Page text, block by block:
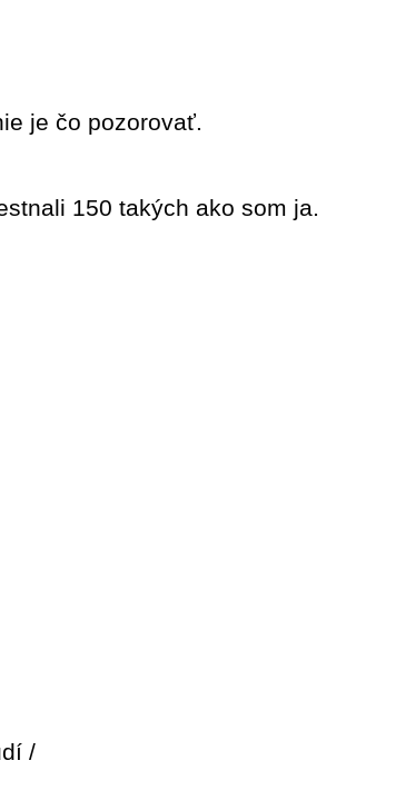
je čo pozorovať.
150 takých ako som ja.
/